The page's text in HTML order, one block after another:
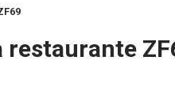
restaurante